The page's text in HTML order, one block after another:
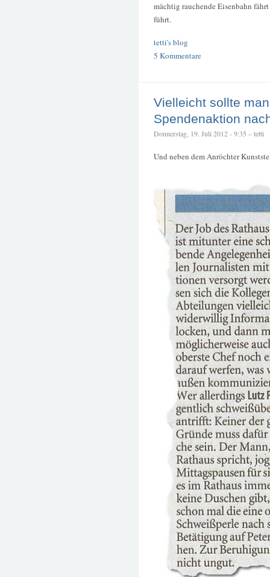
mächtig rauchende Eisenbahn
führt.
tetti's blog
5 Kommentare
Vielleicht sollte
Spendenaktion
Donnerstag, 19. Juli 2012 - 9:35 – tetti
Und neben dem Anröchter